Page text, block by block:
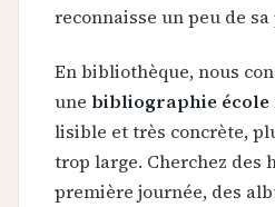
reconnaisse un peu de
En bibliothèque, nous
une bibliographie école
lisible et très concrète,
trop large. Cherchez des
première journée, des